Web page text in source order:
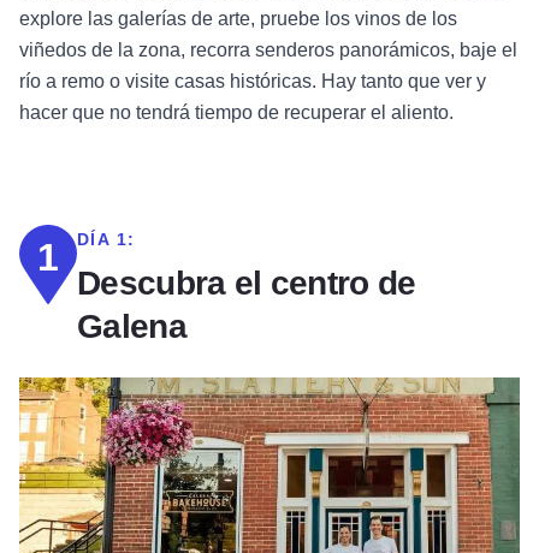
explore las galerías de arte, pruebe los vinos de los
viñedos de la zona, recorra senderos panorámicos, baje el
río a remo o visite casas históricas. Hay tanto que ver y
hacer que no tendrá tiempo de recuperar el aliento.
1 DÍA 1:
Descubra el centro de
Galena